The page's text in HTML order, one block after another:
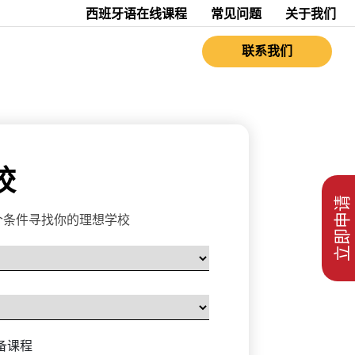
西班牙语在线课程 常见问题 关于我们
联系我们
立即申请
件寻找你的理想学校
课程